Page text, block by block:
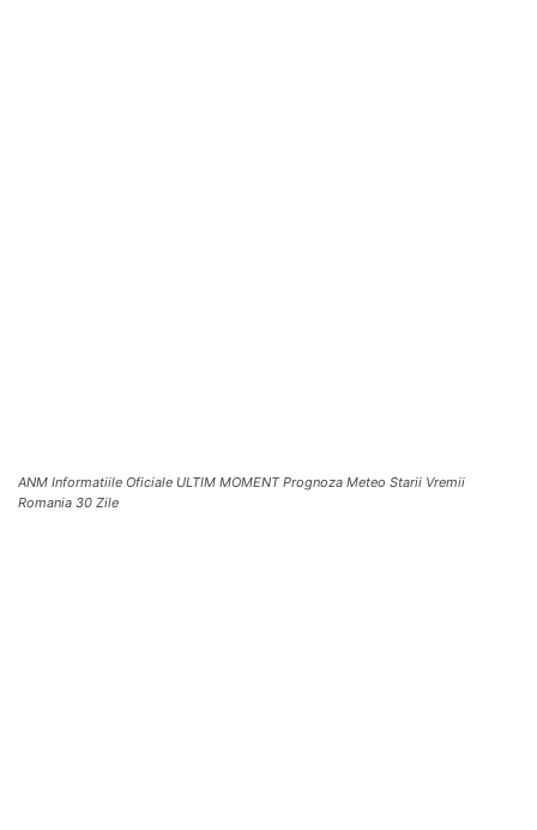
ANM Informatiile Oficiale ULTIM MOMENT Prognoza Meteo Starii Vremii
Romania 30 Zile